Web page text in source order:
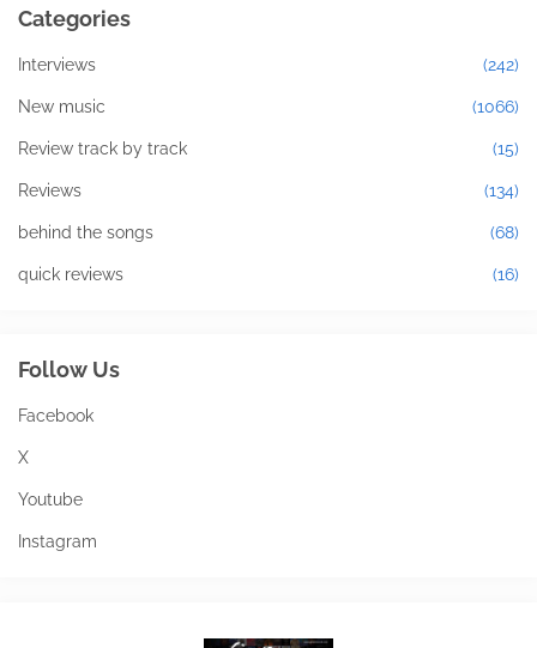
Categories
Interviews (242)
New music (1066)
Review track by track (15)
Reviews (134)
behind the songs (68)
quick reviews (16)
Follow Us
Facebook
X
Youtube
Instagram